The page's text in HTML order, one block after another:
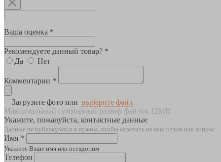
Ваша оценка *
Рекомендуете данный товар? *
Да
Нет
Комментарии *
Загрузите фото или выберите файл
Максимальный суммарный размер файлов 12MB
Укажите, пожалуйста, контактные данные
Данные не публикуются и нужны, чтобы ответить на ваш отзыв или вопрос
Имя *
Укажите Ваше имя или псевдоним
Телефон